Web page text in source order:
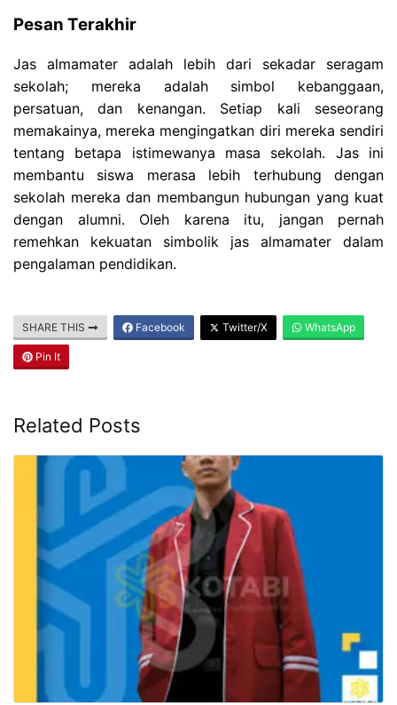
Pesan Terakhir
Jas almamater adalah lebih dari sekadar seragam
sekolah; mereka adalah simbol kebanggaan,
persatuan, dan kenangan. Setiap kali seseorang
memakainya, mereka mengingatkan diri mereka sendiri
tentang betapa istimewanya masa sekolah. Jas ini
membantu siswa merasa lebih terhubung dengan
sekolah mereka dan membangun hubungan yang kuat
dengan alumni. Oleh karena itu, jangan pernah
remehkan kekuatan simbolik jas almamater dalam
pengalaman pendidikan.
SHARE THIS Facebook Twitter/X WhatsApp
Pin It
Related Posts